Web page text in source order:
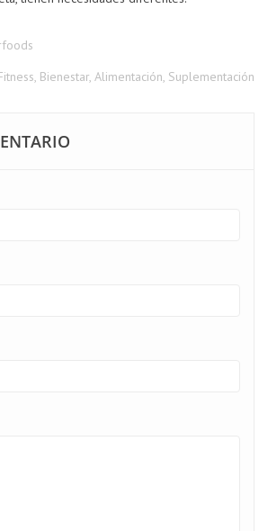
, Bienestar, Alimentación, Suplementación